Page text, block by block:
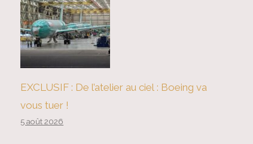
EXCLUSIF : De l’atelier au ciel : Boeing va
vous tuer !
5 août 2026